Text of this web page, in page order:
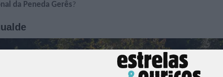
da Peneda Gerês?